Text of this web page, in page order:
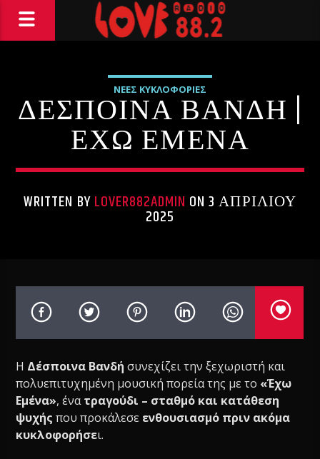
ΝΕΕΣ ΚΥΚΛΟΦΟΡΙΕΣ
ΔΕΣΠΟΙΝΑ ΒΑΝΔΗ |
ΕΧΩ ΕΜΕΝΑ
WRITTEN BYLOVER882ADMIN ON 3 ΑΠΡΙΛΊΟΥ
2025
H Δέσποινα Βανδή συνεχίζει την ξεχωριστή και
πολυεπιτυχημένη μουσική πορεία της με το «Έχω
Εμένα», ένατραγούδι – σταθμό και κατάθεση
ψυχήςπου προκάλεσε ενθουσιασμό πριν ακόμα
κυκλοφορήσει.